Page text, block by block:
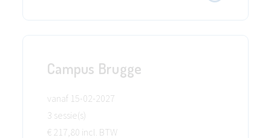
Campus Brugge
vanaf 15-02-2027
3 sessie(s)
€ 217,80 incl. BTW